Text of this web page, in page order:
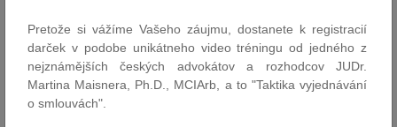
praxe samotná Slovenská republika. Zodpovedať za škodu však
môžu niesť aj obce alebo vyššie územné celky, ak bola škoda
spôsobená ich orgánmi pri výkone samosprávy.
Zákon o zodpovednosti za škodu a
Pretože si vážíme Vašeho záujmu, dostanete k registracií
darček v podobe unikátneho video tréningu od jedného z
nejznámějších českých advokátov a rozhodcov JUDr.
Martina Maisnera, Ph.D., MCIArb, a to "Taktika vyjednávání
o smlouvách".